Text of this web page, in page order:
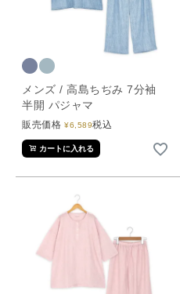
メンズ / 高島ちぢみ 7分袖
半開 パジャマ
販売価格 ¥6,589税込
カートに入れる